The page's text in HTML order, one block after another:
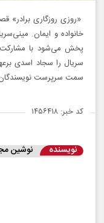
«روزی روزگاری برادر»
پخش می‌شود با مشارکت
سریال را سجاد اسدی
سمت سرپرست نویسندگان
کد خبر: ۱۴۵۶۴۱۸
نویسنده نوشین